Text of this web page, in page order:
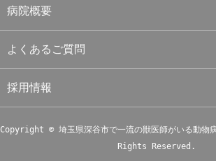
病院概要
よくあるご質問
採用情報
Copyright © 埼玉県深谷市で一流の獣医師がいる動物
Rights Reserved.